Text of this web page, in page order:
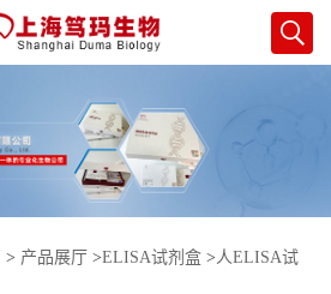
> 产品展厅 >ELISA试剂盒 >人ELISA试